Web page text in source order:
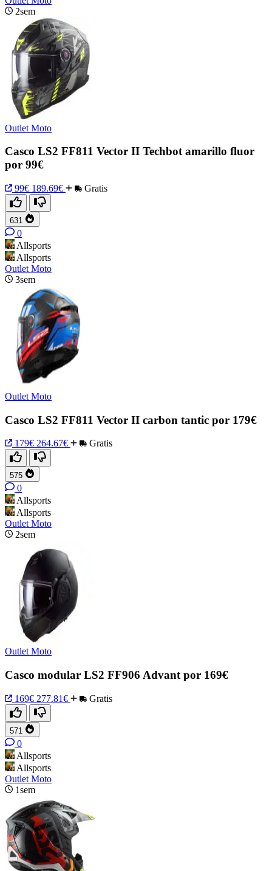
2sem
Outlet Moto
Casco LS2 FF811 Vector II Techbot amarillo fluor
por 99€
99€ 189.69€ Gratis
631
0
Allsports
Allsports
Outlet Moto
3sem
Outlet Moto
Casco LS2 FF811 Vector II carbon tantic por 179€
179€ 264.67€ Gratis
575
0
Allsports
Allsports
Outlet Moto
2sem
Outlet Moto
Casco modular LS2 FF906 Advant por 169€
169€ 277.81€ Gratis
571
0
Allsports
Allsports
Outlet Moto
1sem